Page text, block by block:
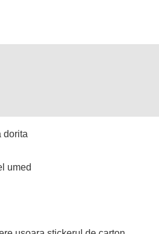
dorita
umed